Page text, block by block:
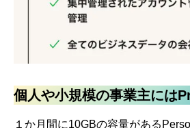
個人や小規模の事業主には
１か月間に10GBの容量がある